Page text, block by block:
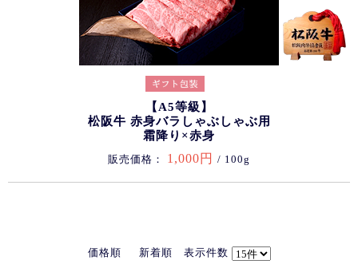
【A5等級】
松阪牛 赤身バラしゃぶしゃぶ用
霜降り×赤身
販売価格： 1,000円 / 100g
価格順 新着順 表示件数